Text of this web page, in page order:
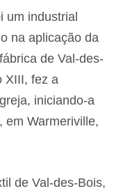
um industrial
na aplicação da
de Val-des-
XIII, fez a
iniciando-a
em Warmeriville,
de Val-des-Bois,